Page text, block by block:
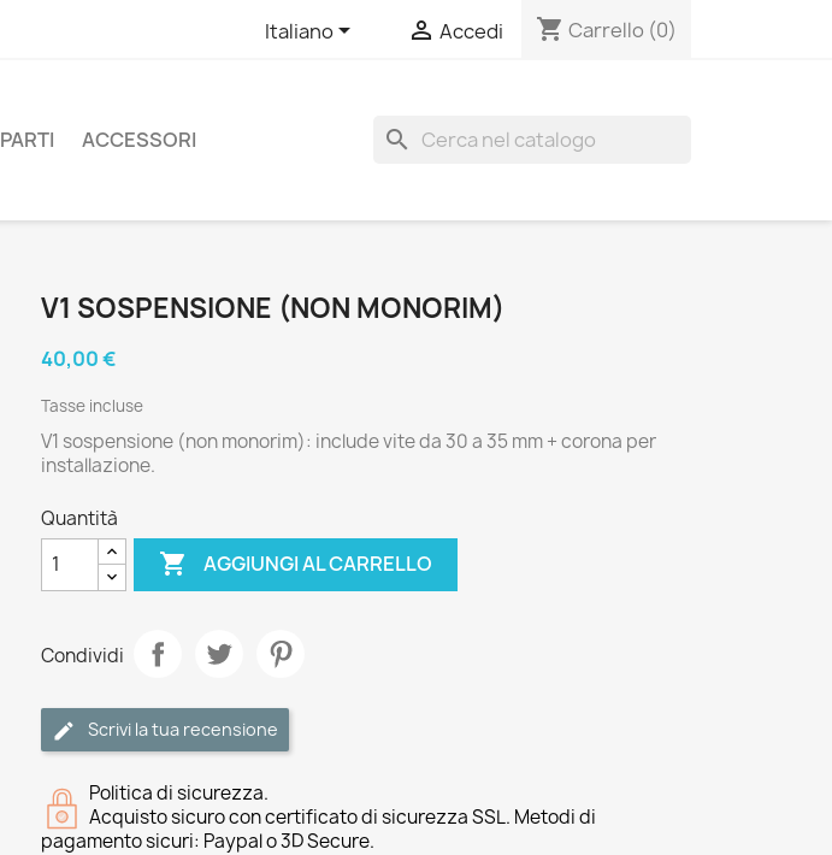
Italiano  Accedi shopping_cart Carrello (0)
PARTI ACCESSORI search
V1 SOSPENSIONE (NON MONORIM)
40,00 €
Tasse incluse
V1 sospensione (non monorim): include vite da 30 a 35 mm + corona per
installazione.
Quantità
 AGGIUNGI AL CARRELLO
Condividi
Scrivi la tua recensione
Politica di sicurezza.
Acquisto sicuro con certificato di sicurezza SSL. Metodi di
pagamento sicuri: Paypal o 3D Secure.